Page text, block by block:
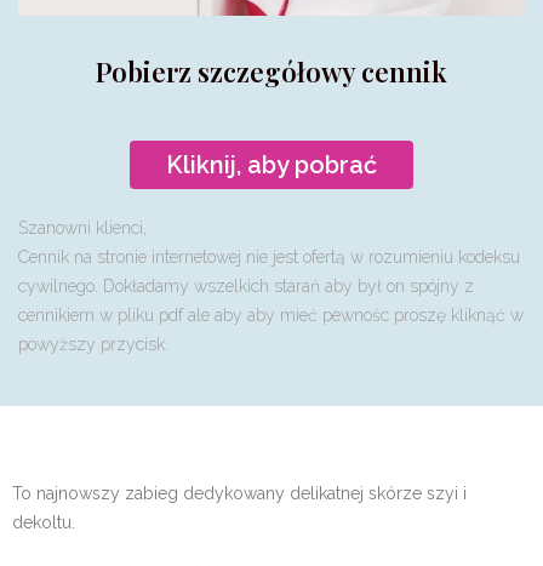
Pobierz szczegółowy cennik
Kliknij, aby pobrać
Szanowni klienci,
Cennik na stronie internetowej nie jest ofertą w rozumieniu kodeksu
cywilnego. Dokładamy wszelkich starań aby był on spójny z
cennikiem w pliku pdf ale aby aby mieć pewnośc proszę kliknąć w
powyższy przycisk.
To najnowszy zabieg dedykowany delikatnej skórze szyi i
dekoltu.